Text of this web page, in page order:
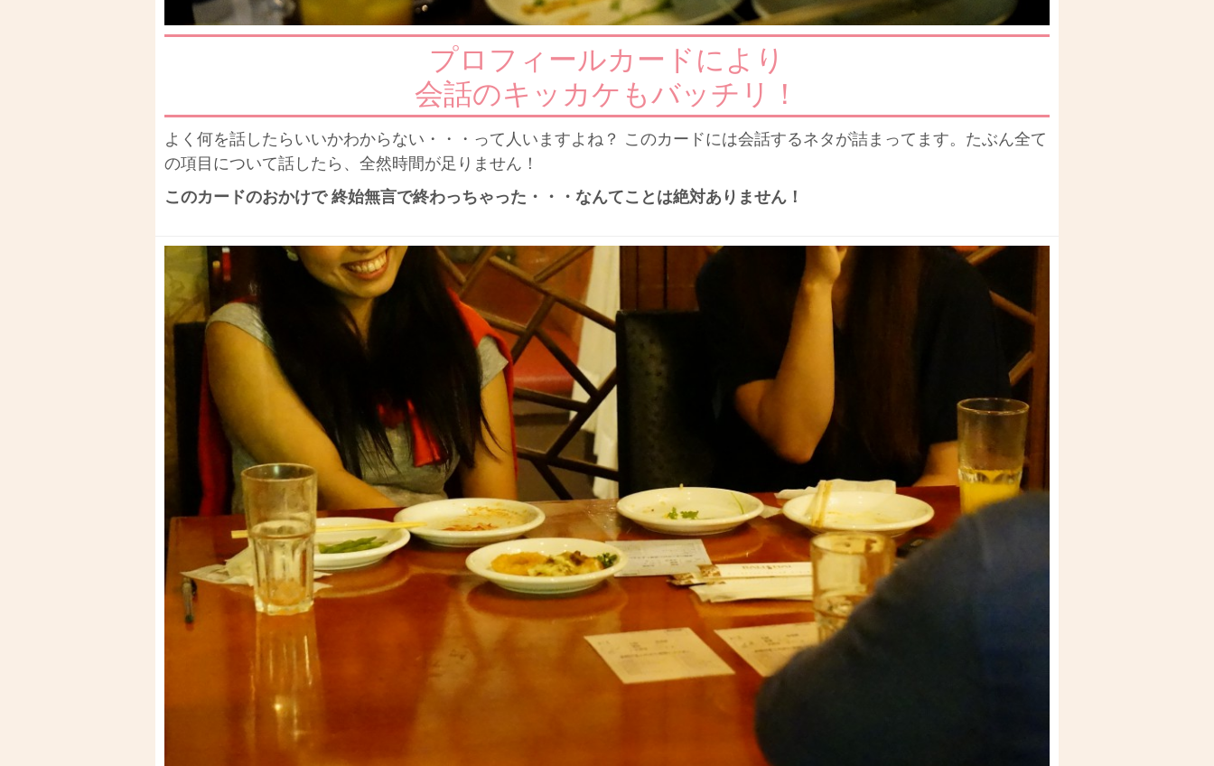
プロフィールカードにより
会話のキッカケもバッチリ！
よく何を話したらいいかわからない・・・って人いますよね？ このカードには会話するネタが詰まってます。たぶん全て
の項目について話したら、全然時間が足りません！
このカードのおかけで 終始無言で終わっちゃった・・・なんてことは絶対ありません！